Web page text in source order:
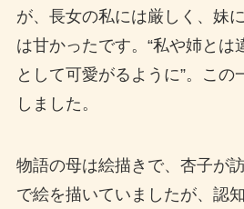
が、長女の私には厳しく、妹
は甘かったです。“私や姉とは
として可愛がるように”。この
しました。
物語の母は絵描きで、杏子が
で絵を描いていましたが、認